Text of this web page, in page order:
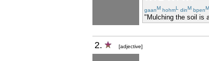
gaanM hohmL dinM bpenM
"Mulching the soil is
2. [adjective]